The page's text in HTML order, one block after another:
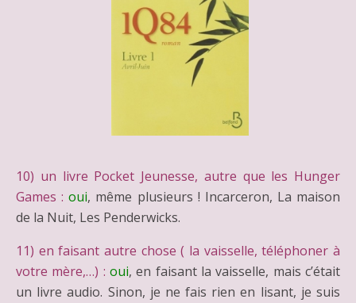
10) un livre Pocket Jeunesse, autre que les Hunger
Games :oui, même plusieurs ! Incarceron, La maison
de la Nuit, Les Penderwicks.
11) en faisant autre chose ( la vaisselle, téléphoner à
votre mère,…) : oui, en faisant la vaisselle, mais c’était
un livre audio. Sinon, je ne fais rien en lisant, je suis